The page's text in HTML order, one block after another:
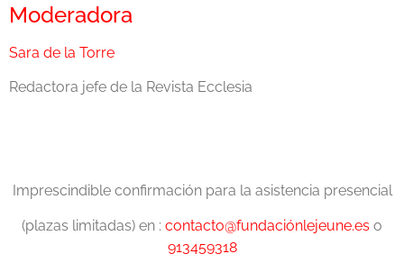
Moderadora
Sara de la Torre
Redactora jefe de la Revista Ecclesia
Imprescindible confirmación para la asistencia presencial
(plazas limitadas) en : contacto@fundaciónlejeune.es o
913459318